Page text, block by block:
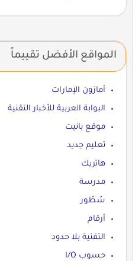
المواقع الأفضل تقييماً
أمازون الإمارات
البوابة العربية للأخبار التقنية
موقع بانيت
تعليم جديد
هاتريك
مدرسة
سُطُور
أرقام
التقنية بلا حدود
حسوب I/O